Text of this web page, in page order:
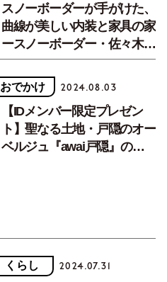
スノーボーダーが手がけた、
曲線が美しい内装と家具の家
ースノーボーダー・佐々木陽
子さん【住まいと暮らし
vol.62】
おでかけ 2024.08.03
【IDメンバー限定プレゼン
ト】聖なる土地・戸隠のオー
ベルジュ『awai戸隠』のペ
くらし 2024.07.31